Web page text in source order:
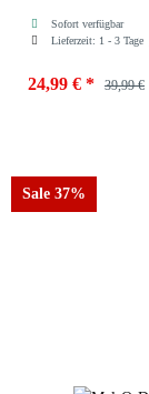
Sofort verfügbar
Lieferzeit: 1 - 3 Tage
24,99 € * 39,99 €
Sale 37%